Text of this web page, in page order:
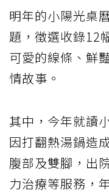
明年的小陽光桌
題，徵選收錄12
可愛的線條、鮮
情故事。
其中，今年就讀
因打翻熱湯鍋造
腹部及雙腳，出
力治療等服務，